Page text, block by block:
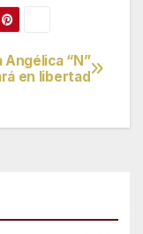
Angélica “N”
en libertad